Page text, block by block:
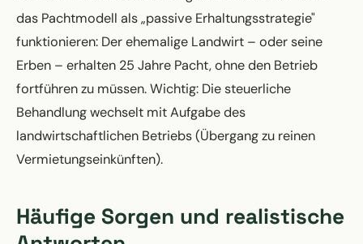
das Pachtmodell als „passive Erhaltungsstrategie"
funktionieren: Der ehemalige Landwirt – oder seine
Erben – erhalten 25 Jahre Pacht, ohne den Betrieb
fortführen zu müssen. Wichtig: Die steuerliche
Behandlung wechselt mit Aufgabe des
landwirtschaftlichen Betriebs (Übergang zu reinen
Vermietungseinkünften).
Häufige Sorgen und realistische